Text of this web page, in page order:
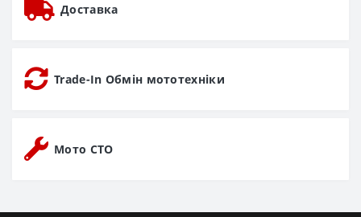
Доставка
Trade-In Обмін мототехніки
Мото СТО